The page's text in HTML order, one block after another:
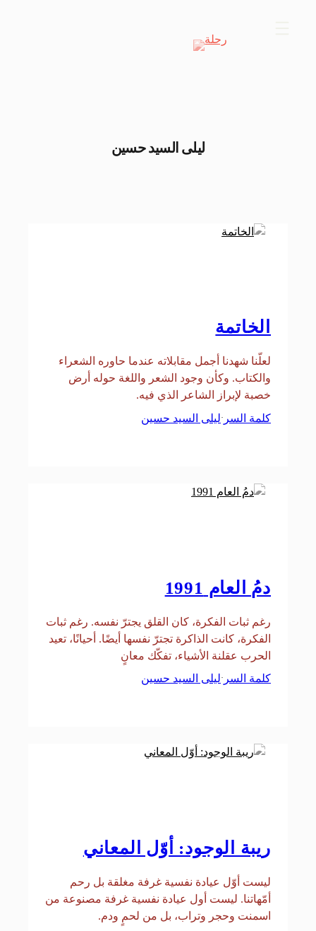
ليلى السيد حسين
الخاتمة
لعلّنا شهدنا أجمل مقابلاته عندما حاوره الشعراء
والكتاب. وكأن وجود الشعر واللغة حوله أرض
خصبة لإبراز الشاعر الذي فيه.
كلمة السر ·ليلى السيد حسين
دمُ العام 1991
رغم ثبات الفكرة، كان القلق يجترّ نفسه. رغم ثبات
الفكرة، كانت الذاكرة تجترّ نفسها أيضًا. أحيانًا، تعيد
الحرب عقلنة الأشياء، تفكّك معانٍ
كلمة السر ·ليلى السيد حسين
ريبة الوجود: أوّل المعاني
ليست أوّل عيادة نفسية غرفة مغلقة بل رحم
أمّهاتنا. ليست أول عيادة نفسية غرفة مصنوعة من
اسمنت وحجر وتراب، بل من لحمٍ ودم.